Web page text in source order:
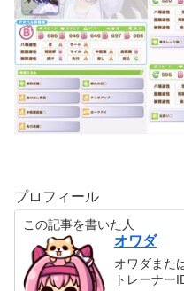
プロフィール
この記事を書いた人
オワダ
オワダまた
トレーナー